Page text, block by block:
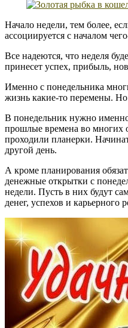
Начало недели, тем более,
ассоциируется с началом
Все надеются, что неделя
принесет успех, прибыль,
Именно с понедельника
жизнь какие-то перемены.
В понедельник нужно
прошлые времена во многих
проходили планерки.
другой день.
А кроме планирования
денежные открытки с
недели. Пусть в них будут
денег, успехов и карьерного